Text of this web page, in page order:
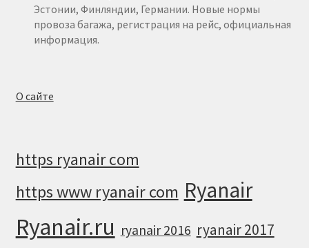
Эстонии, Финляндии, Германии. Новые нормы
провоза багажа, регистрация на рейс, официальная
информация.
О сайте
https ryanair com
https www ryanair com Ryanair
Ryanair.ru ryanair 2016 ryanair 2017